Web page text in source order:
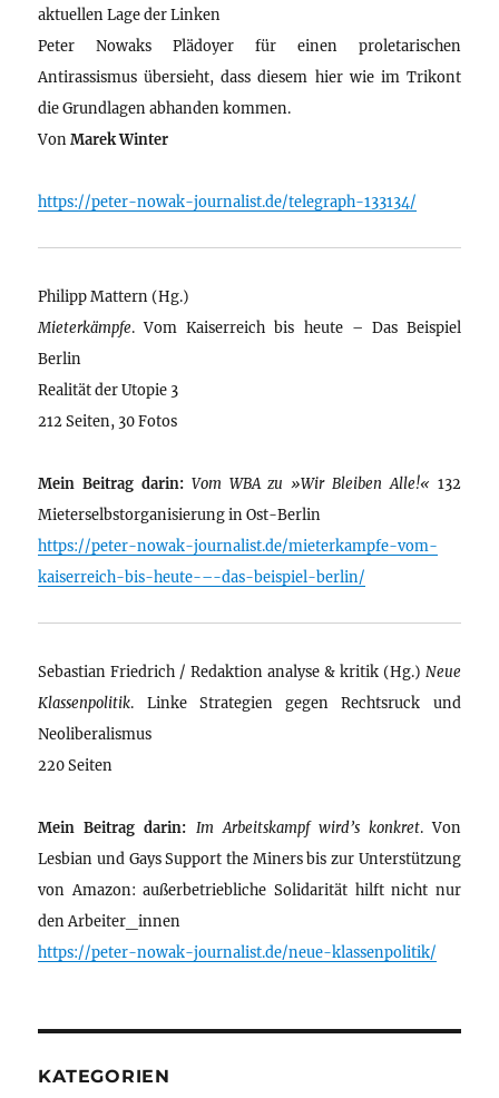
aktuellen Lage der Linken
Peter Nowaks Plädoyer für einen proletarischen
Antirassismus übersieht, dass diesem hier wie im Trikont
die Grundlagen abhanden kommen.
VonMarek Winter
https://peter-nowak-journalist.de/telegraph-133134/
Philipp Mattern (Hg.)
Mieterkämpfe. Vom Kaiserreich bis heute – Das Beispiel
Berlin
Realität der Utopie 3
212 Seiten, 30 Fotos
Mein Beitrag darin: Vom WBA zu »Wir Bleiben Alle!« 132
Mieterselbstorganisierung in Ost-Berlin
https://peter-nowak-journalist.de/mieterkampfe-vom-
kaiserreich-bis-heute-–-das-beispiel-berlin/
Sebastian Friedrich / Redaktion analyse & kritik (Hg.) Neue
Klassenpolitik. Linke Strategien gegen Rechtsruck und
Neoliberalismus
220 Seiten
Mein Beitrag darin: Im Arbeitskampf wird’s konkret. Von
Lesbian und Gays Support the Miners bis zur Unterstützung
von Amazon: außerbetriebliche Solidarität hilft nicht nur
den Arbeiter_innen
https://peter-nowak-journalist.de/neue-klassenpolitik/
KATEGORIEN